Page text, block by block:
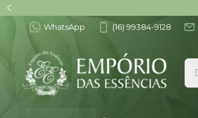
WhatsApp (16) 99384-9128